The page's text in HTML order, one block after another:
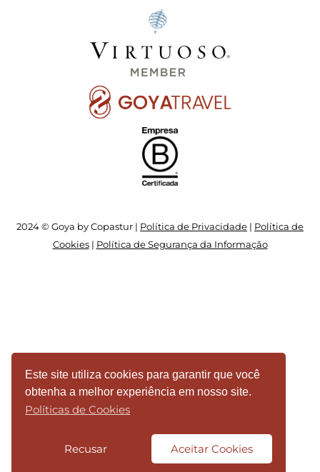
2024 © Goya by Copastur | Política de Privacidade | Política de
Cookies| Política de Segurança da Informação
Este site utiliza cookies para garantir que você
obtenha a melhor experiência em nosso site.
Políticas de Cookies
Recusar Aceitar Cookies